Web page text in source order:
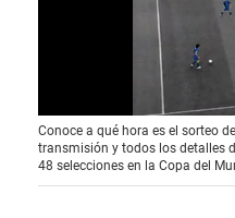
0
o
f
4
1
Conoce a qué hora es el sorteo
transmisión y todos los detalles
48 selecciones en la Copa del